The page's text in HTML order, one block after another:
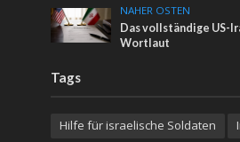
NAHER OSTEN
Das vollständige US-
Wortlaut
Tags
Hilfe für israelische Soldaten